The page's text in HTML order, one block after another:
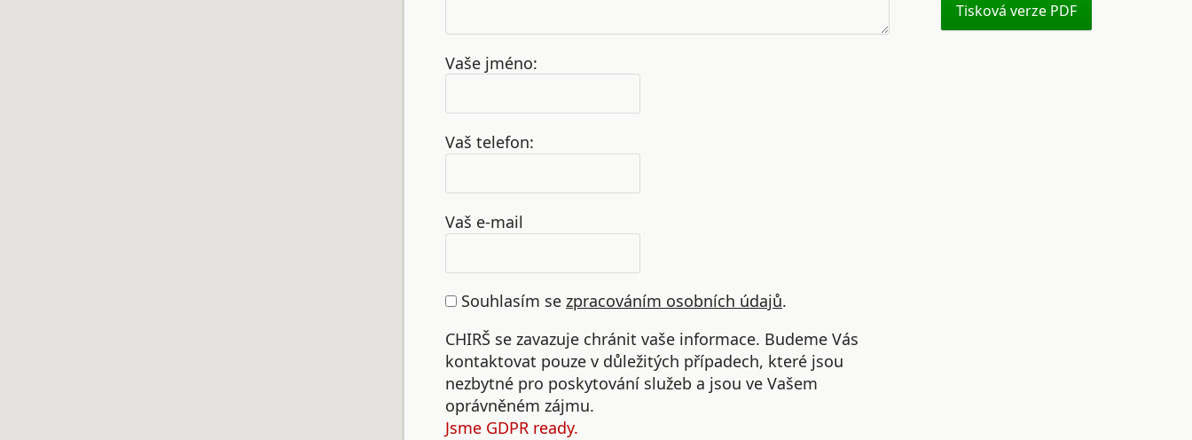
Vaše jméno:
Vaš telefon:
Vaš e-mail
Souhlasím se zpracováním osobních údajů.
CHIRŠ se zavazuje chránit vaše informace. Budeme Vás
kontaktovat pouze v důležitých případech, které jsou
nezbytné pro poskytování služeb a jsou ve Vašem
oprávněném zájmu.
Jsme GDPR ready.
Tisková verze PDF